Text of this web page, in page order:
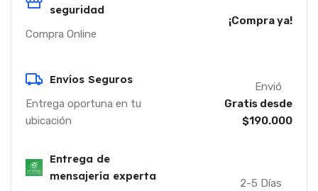
seguridad
Compra Online
¡Compra ya!
Envíos Seguros
Entrega oportuna en tu
ubicación
Envió
Gratis desde
$190.000
Entrega de
mensajería experta
2-5 Días